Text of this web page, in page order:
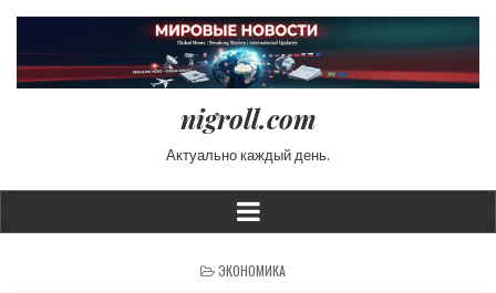
nigroll.com
Актуально каждый день.
POSTED IN
ЭКОНОМИКА